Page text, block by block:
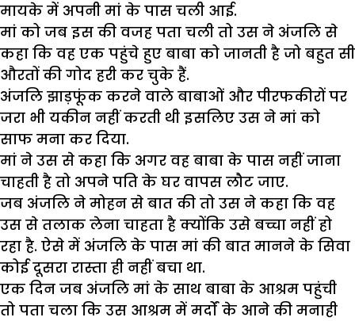
मायके में अपनी मां के पास चली आई.
मां को जब इस की वजह पता चली तो उस ने अंजलि से
कहा कि वह एक पहुंचे हुए बाबा को जानती है जो बहुत सी
औरतों की गोद हरी कर चुके हैं.
अंजलि झाड़फूंक करने वाले बाबाओं और पीरफकीरों पर
जरा भी यकीन नहीं करती थी इसलिए उस ने मां को
साफ मना कर दिया.
मां ने उस से कहा कि अगर वह बाबा के पास नहीं जाना
चाहती है तो अपने पति के घर वापस लौट जाए.
जब अंजलि ने मोहन से बात की तो उस ने कहा कि वह
उस से तलाक लेना चाहता है क्योंकि उसे बच्चा नहीं हो
रहा है. ऐसे में अंजलि के पास मां की बात मानने के सिवा
कोई दूसरा रास्ता ही नहीं बचा था.
एक दिन जब अंजलि मां के साथ बाबा के आश्रम पहुंची
तो पता चला कि उस आश्रम में मर्दों के आने की मनाही